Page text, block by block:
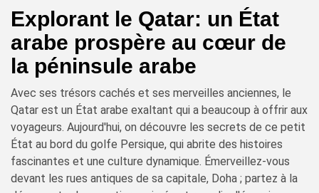
Explorant le Qatar: un État
arabe prospère au cœur de
la péninsule arabe
Avec ses trésors cachés et ses merveilles anciennes, le
Qatar est un État arabe exaltant qui a beaucoup à offrir aux
voyageurs. Aujourd'hui, on découvre les secrets de ce petit
État au bord du golfe Persique, qui abrite des histoires
fascinantes et une culture dynamique. Émerveillez-vous
devant les rues antiques de sa capitale, Doha ; partez à la